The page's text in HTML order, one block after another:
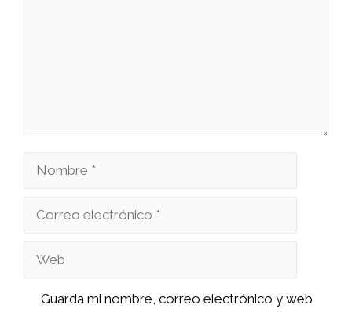
Nombre
Correo
Web
Guarda mi nombre, correo electrónico y web